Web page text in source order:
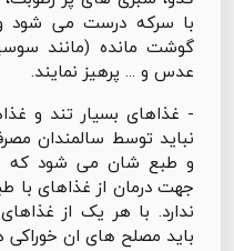
با سرکه درست می شود و
گوشت مانده (مانند
عدس و ... پرهیز نمایند.
- غذاهای بسیار تند و
نباید توسط سالمندان
و طبع شان می شود که
جهت درمان از غذاهای
ندارد. با هر یک از
باید مصلح های ان